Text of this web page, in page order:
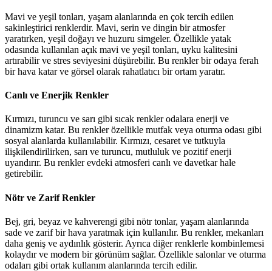
Mavi ve yeşil tonları, yaşam alanlarında en çok tercih edilen
sakinleştirici renklerdir. Mavi, serin ve dingin bir atmosfer
yaratırken, yeşil doğayı ve huzuru simgeler. Özellikle yatak
odasında kullanılan açık mavi ve yeşil tonları, uyku kalitesini
artırabilir ve stres seviyesini düşürebilir. Bu renkler bir odaya ferah
bir hava katar ve görsel olarak rahatlatıcı bir ortam yaratır.
Canlı ve Enerjik Renkler
Kırmızı, turuncu ve sarı gibi sıcak renkler odalara enerji ve
dinamizm katar. Bu renkler özellikle mutfak veya oturma odası gibi
sosyal alanlarda kullanılabilir. Kırmızı, cesaret ve tutkuyla
ilişkilendirilirken, sarı ve turuncu, mutluluk ve pozitif enerji
uyandırır. Bu renkler evdeki atmosferi canlı ve davetkar hale
getirebilir.
Nötr ve Zarif Renkler
Bej, gri, beyaz ve kahverengi gibi nötr tonlar, yaşam alanlarında
sade ve zarif bir hava yaratmak için kullanılır. Bu renkler, mekanları
daha geniş ve aydınlık gösterir. Ayrıca diğer renklerle kombinlemesi
kolaydır ve modern bir görünüm sağlar. Özellikle salonlar ve oturma
odaları gibi ortak kullanım alanlarında tercih edilir.